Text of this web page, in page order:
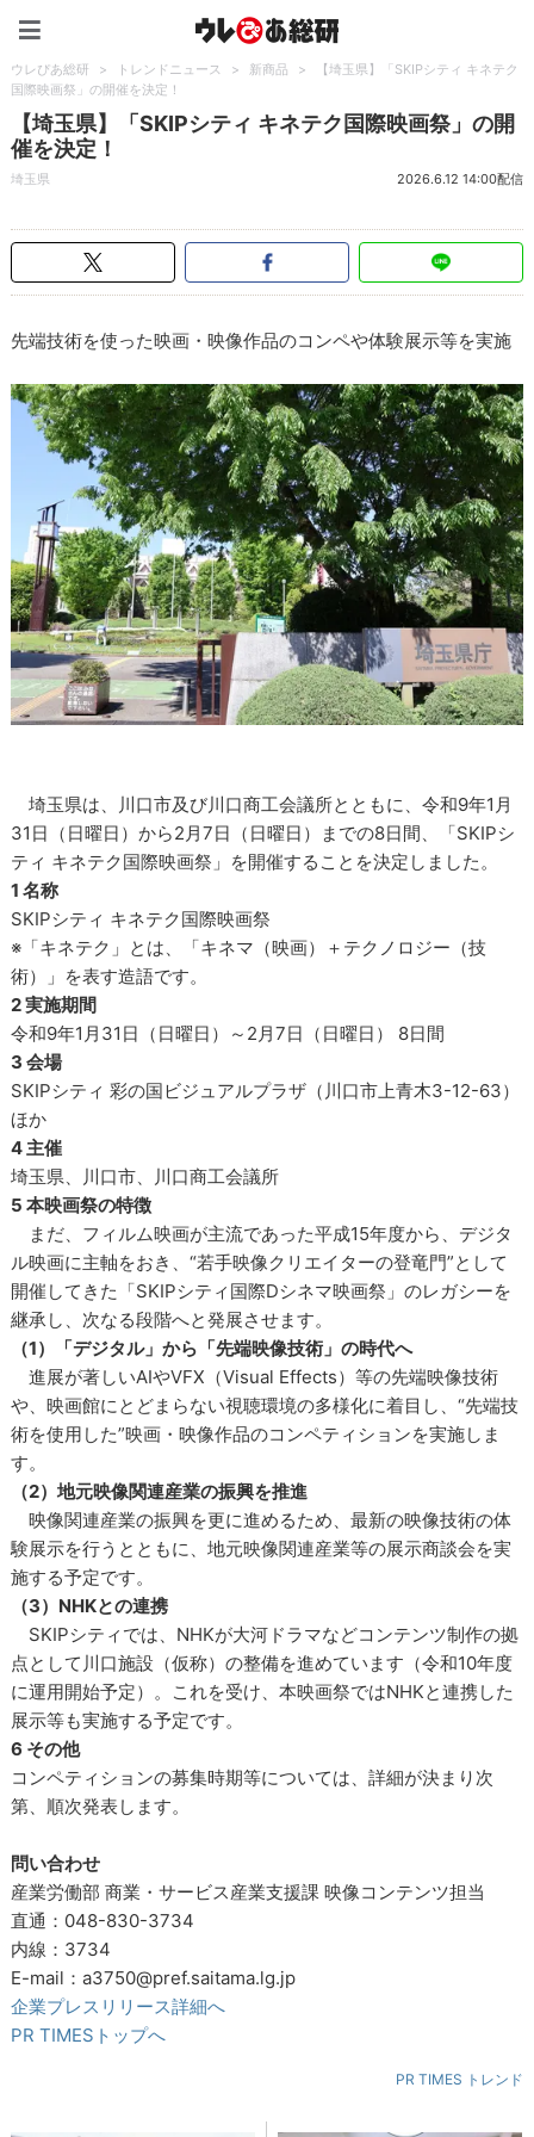
ウレぴあ総研 > トレンドニュース > 新商品 >
【埼玉県】「SKIPシティ キネテク
国際映画祭」の開催を決定！
【埼玉県】「SKIPシティ キネテク国際映画祭」の開
催を決定！
埼玉県 2026.6.12 14:00配信
先端技術を使った映画・映像作品のコンペや体験展示等を実施
埼玉県は、川口市及び川口商工会議所とともに、令和9年1月
31日（日曜日）から2月7日（日曜日）までの8日間、「SKIPシ
ティ キネテク国際映画祭」を開催することを決定しました。
1 名称
SKIPシティ キネテク国際映画祭
※「キネテク」とは、「キネマ（映画）＋テクノロジー（技
術）」を表す造語です。
2 実施期間
令和9年1月31日（日曜日）～2月7日（日曜日） 8日間
3 会場
SKIPシティ 彩の国ビジュアルプラザ（川口市上青木3-12-63）
ほか
4 主催
埼玉県、川口市、川口商工会議所
5 本映画祭の特徴
まだ、フィルム映画が主流であった平成15年度から、デジタ
ル映画に主軸をおき、“若手映像クリエイターの登竜門”として
開催してきた「SKIPシティ国際Dシネマ映画祭」のレガシーを
継承し、次なる段階へと発展させます。
（1）「デジタル」から「先端映像技術」の時代へ
進展が著しいAIやVFX（Visual Effects）等の先端映像技術
や、映画館にとどまらない視聴環境の多様化に着目し、“先端技
術を使用した”映画・映像作品のコンペティションを実施しま
す。
（2）地元映像関連産業の振興を推進
映像関連産業の振興を更に進めるため、最新の映像技術の体
験展示を行うとともに、地元映像関連産業等の展示商談会を実
施する予定です。
（3）NHKとの連携
SKIPシティでは、NHKが大河ドラマなどコンテンツ制作の拠
点として川口施設（仮称）の整備を進めています（令和10年度
に運用開始予定）。これを受け、本映画祭ではNHKと連携した
展示等も実施する予定です。
6 その他
コンペティションの募集時期等については、詳細が決まり次
第、順次発表します。
問い合わせ
産業労働部 商業・サービス産業支援課 映像コンテンツ担当
直通：048-830-3734
内線：3734
E-mail：a3750@pref.saitama.lg.jp
企業プレスリリース詳細へ
PR TIMESトップへ
PR TIMES トレンド